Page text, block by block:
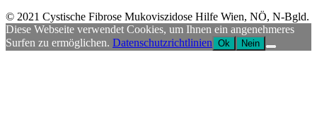
© 2021 Cystische Fibrose Mukoviszidose Hilfe Wien, NÖ, N-Bgld.
Diese Webseite verwendet Cookies, um Ihnen ein angenehmeres
Surfen zu ermöglichen. Datenschutzrichtlinien Ok Nein